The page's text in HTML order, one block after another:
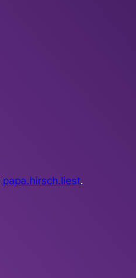
papa.hirsch.liest.